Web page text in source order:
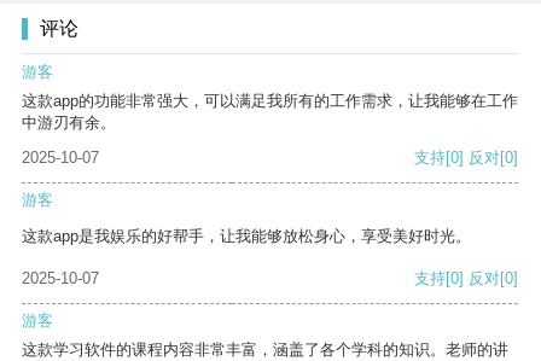
评论
游客
这款app的功能非常强大，可以满足我所有的工作需求，让我能够在工作
中游刃有余。
2025-10-07
支持[0] 反对[0]
游客
这款app是我娱乐的好帮手，让我能够放松身心，享受美好时光。
2025-10-07 支持[0] 反对[0]
游客
这款学习软件的课程内容非常丰富，涵盖了各个学科的知识。老师的讲